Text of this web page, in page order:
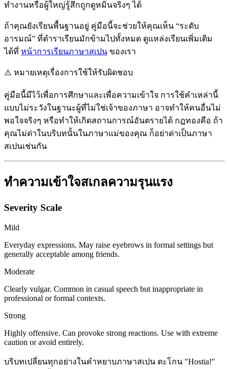
ทำงานหรือผู้ใหญ่รู้สึกถูกดูหมิ่นจริงๆ ได้
ถ้าคุณยังเรียนพื้นฐานอยู่ คู่มือนี้จะช่วยให้คุณเห็น “ระดับ
อารมณ์” ที่ตำราเรียนมักข้ามไปทั้งหมด ดูแหล่งเรียนเพิ่มเติม
ได้ที่ หน้าการเรียนภาษาสเปน ของเรา
⚠️ หมายเหตุเรื่องการใช้ให้รับผิดชอบ
คู่มือนี้มีไว้เพื่อการศึกษาและเพื่อความเข้าใจ การใช้คำเหล่านี้
แบบไม่ระวังในฐานะผู้ที่ไม่ใช่เจ้าของภาษา อาจทำให้คนอื่นไม่
พอใจจริงๆ หรือทำให้เกิดสถานการณ์อันตรายได้ กฎทองคือ ถ้า
คุณไม่ด่าในบริบทนั้นในภาษาแม่ของคุณ ก็อย่าด่าเป็นภาษา
สเปนเช่นกัน
ทำความเข้าใจสเกลความรุนแรง
Severity Scale
Mild
Everyday expressions. May raise eyebrows in formal settings but
generally acceptable among friends.
Moderate
Clearly vulgar. Common in casual speech but inappropriate in
professional or formal contexts.
Strong
Highly offensive. Can provoke strong reactions. Use with extreme
caution or avoid entirely.
บริบทเปลี่ยนทุกอย่างในคำหยาบภาษาสเปน ตะโกน "Hostia!"